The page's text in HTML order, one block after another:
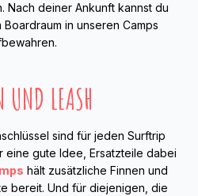
Nach deiner Ankunft kannst du
in unseren Camps
LEASH
sind für jeden Surftrip
eine gute Idee, Ersatzteile dabei
hält zusätzliche Finnen und
bereit. Und für diejenigen, die